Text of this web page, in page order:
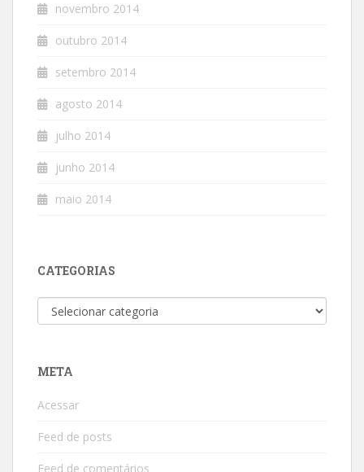
novembro 2014
outubro 2014
setembro 2014
agosto 2014
julho 2014
junho 2014
maio 2014
CATEGORIAS
Categorias
META
Acessar
Feed de posts
Feed de comentários